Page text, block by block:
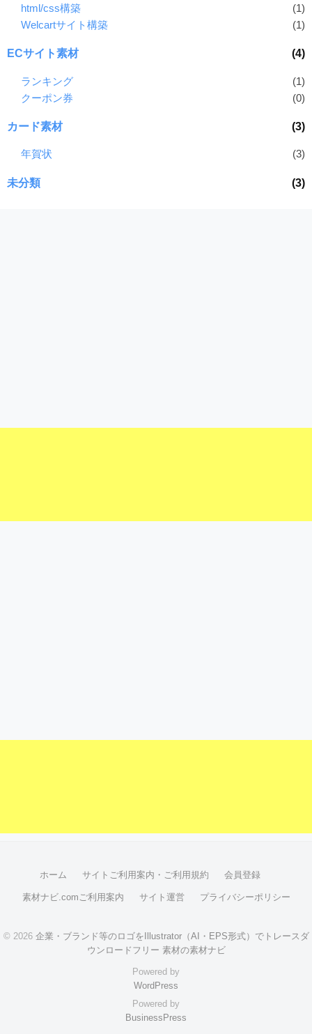
html/css構築
(1)
Welcartサイト構築
(1)
ECサイト素材 (4)
ランキング
(1)
クーポン券
(0)
カード素材 (3)
年賀状 (3)
未分類 (3)
ホーム サイトご利用案内・ご利用規約 会員登録
素材ナビ.comご利用案内 サイト運営 プライバシーポリシー
© 2026 企業・ブランド等のロゴをIllustrator（AI・EPS形式）でトレースダ
ウンロードフリー 素材の素材ナビ
Powered by
WordPress
Powered by
BusinessPress